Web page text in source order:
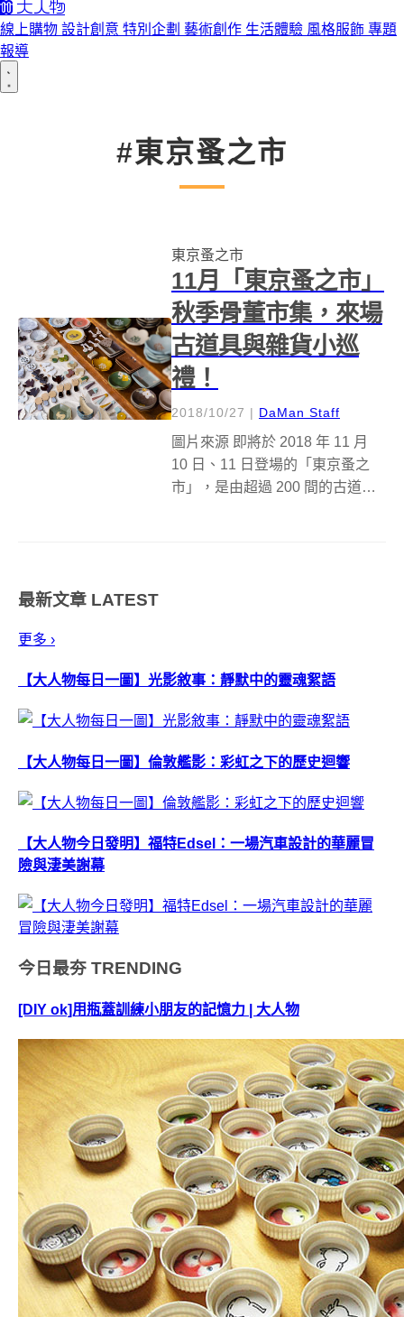
線上購物 設計創意 特別企劃 藝術創作 生活體驗 風格服飾 專題
報導
#東京蚤之市
東京蚤之市
11月「東京蚤之市」
秋季骨董市集，來場
古道具與雜貨小巡
禮！
2018/10/27 | DaMan Staff
圖片來源 即將於 2018 年 11 月
10 日、11 日登場的「東京蚤之
市」，是由超過 200 間的古道具
最新文章 LATEST
更多 ›
【大人物每日一圖】光影敘事：靜默中的靈魂絮語
【大人物每日一圖】倫敦艦影：彩虹之下的歷史迴響
【大人物今日發明】福特Edsel：一場汽車設計的華麗冒
險與淒美謝幕
今日最夯 TRENDING
[DIY ok]用瓶蓋訓練小朋友的記憶力 | 大人物